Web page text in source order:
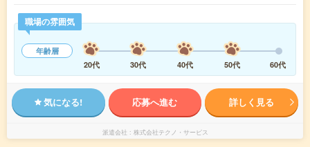
職場の雰囲気
年齢層
20代
30代 40代 50代 60代
気になる! 応募へ進む 詳しく見る
派遣会社 株式会社テクノ・サービス